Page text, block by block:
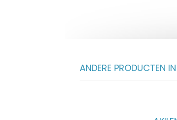
ANDERE PRODUCTEN